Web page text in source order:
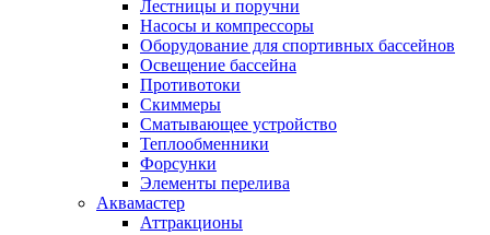
Лестницы и поручни
Насосы и компрессоры
Оборудование для спортивных бассейнов
Освещение бассейна
Противотоки
Скиммеры
Сматывающее устройство
Теплообменники
Форсунки
Элементы перелива
Аквамастер
Аттракционы